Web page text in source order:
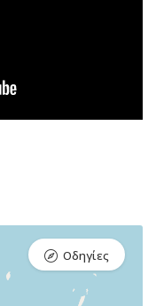
Οδηγίες